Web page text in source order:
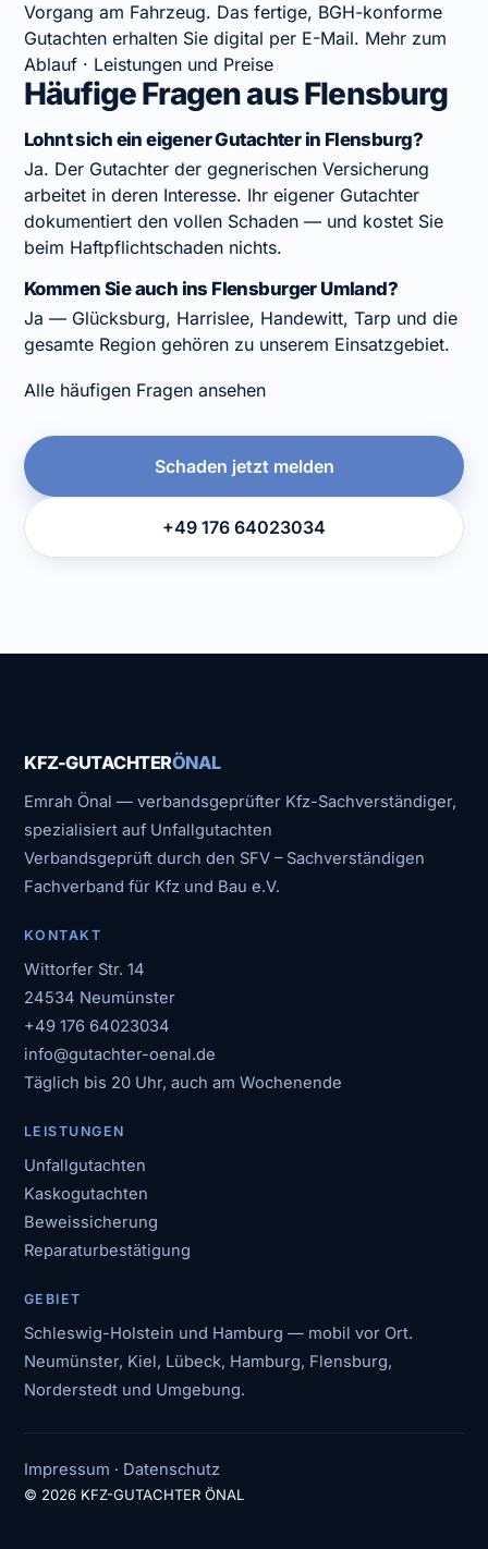
Vorgang am Fahrzeug. Das fertige, BGH-konforme
Gutachten erhalten Sie digital per E-Mail. Mehr zum
Ablauf · Leistungen und Preise
Häufige Fragen aus Flensburg
Lohnt sich ein eigener Gutachter in Flensburg?
Ja. Der Gutachter der gegnerischen Versicherung
arbeitet in deren Interesse. Ihr eigener Gutachter
dokumentiert den vollen Schaden — und kostet Sie
beim Haftpflichtschaden nichts.
Kommen Sie auch ins Flensburger Umland?
Ja — Glücksburg, Harrislee, Handewitt, Tarp und die
gesamte Region gehören zu unserem Einsatzgebiet.
Alle häufigen Fragen ansehen
Schaden jetzt melden
+49 176 64023034
KFZ-GUTACHTERÖNAL
Emrah Önal — verbandsgeprüfter Kfz-Sachverständiger,
spezialisiert auf Unfallgutachten
Verbandsgeprüft durch den SFV – Sachverständigen
Fachverband für Kfz und Bau e.V.
KONTAKT
Wittorfer Str. 14
24534 Neumünster
+49 176 64023034
info@gutachter-oenal.de
Täglich bis 20 Uhr, auch am Wochenende
LEISTUNGEN
Unfallgutachten
Kaskogutachten
Beweissicherung
Reparaturbestätigung
GEBIET
Schleswig-Holstein und Hamburg — mobil vor Ort.
Neumünster, Kiel, Lübeck, Hamburg, Flensburg,
Norderstedt und Umgebung.
Impressum · Datenschutz
© 2026 KFZ-GUTACHTER ÖNAL